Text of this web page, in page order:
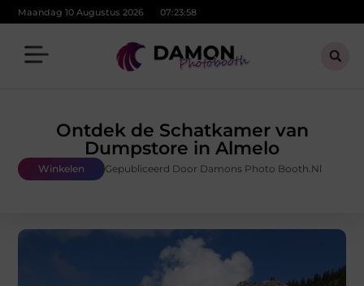
Maandag 10 Augustus 2026 07:24:00
Ontdek de Schatkamer van
Dumpstore in Almelo
Winkelen Gepubliceerd Door Damons Photo Booth.nl